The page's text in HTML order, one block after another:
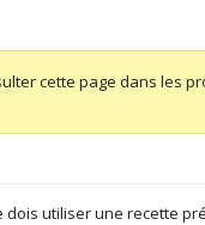
cette page dans les
dois utiliser une recette